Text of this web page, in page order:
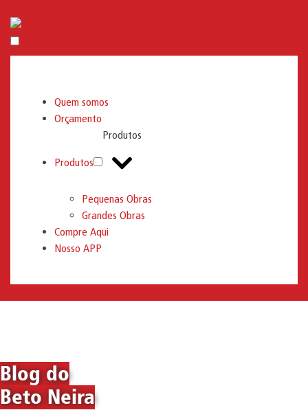
Engemix
Quem somos
Orçamento
Produtos
Produtos
Pequenas Obras
Grandes Obras
Compre Aqui
Nosso APP
Blog do
Beto Neira